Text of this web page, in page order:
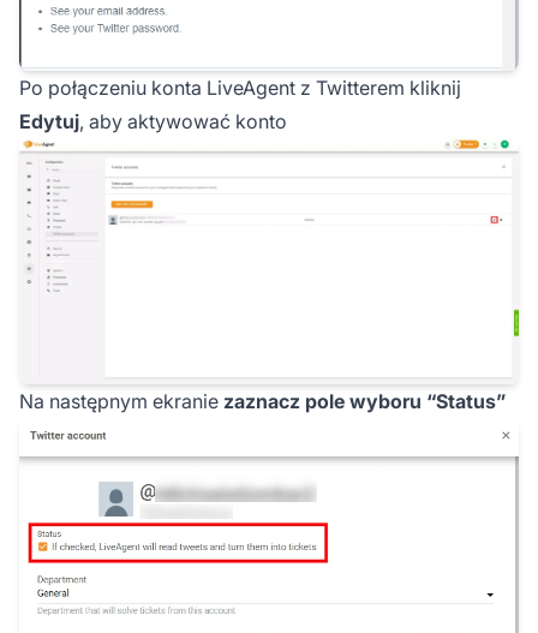
Po połączeniu konta LiveAgent z Twitterem kliknij
Edytuj, aby aktywować konto
Na następnym ekranie zaznacz pole wyboru “Status”